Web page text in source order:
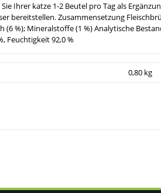
Ihrer katze 1-2 Beutel pro Tag als
bereitstellen. Zusammensetzung
(6 %); Mineralstoffe (1 %) Analytische
Feuchtigkeit 92,0 %
0,80 kg